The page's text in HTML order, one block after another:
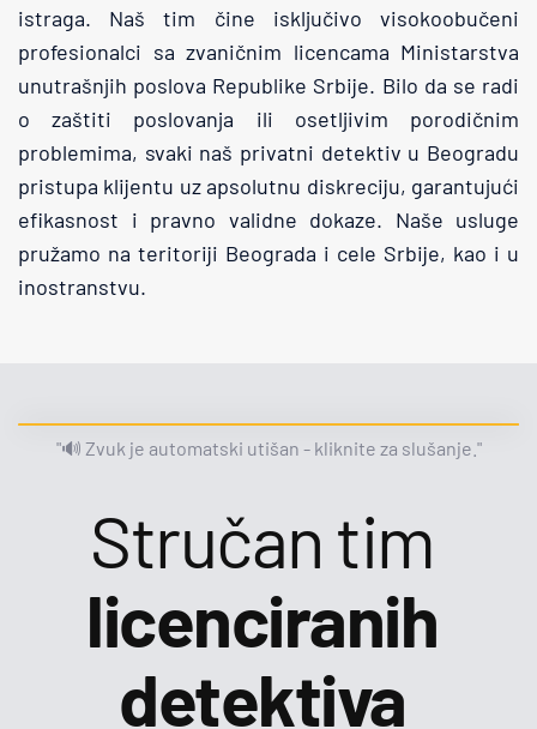
istraga. Naš tim čine isključivo visokoobučeni
profesionalci sa zvaničnim licencama Ministarstva
unutrašnjih poslova Republike Srbije. Bilo da se radi
o zaštiti poslovanja ili osetljivim porodičnim
problemima, svaki naš privatni detektiv u Beogradu
pristupa klijentu uz apsolutnu diskreciju, garantujući
efikasnost i pravno validne dokaze. Naše usluge
pružamo na teritoriji Beograda i cele Srbije, kao i u
inostranstvu.
"🔊 Zvuk je automatski utišan - kliknite za slušanje."
licenciranih
detektiva